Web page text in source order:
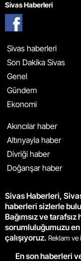
Sivas Haberleri
Sivas haberleri
Son Dakika Sivas
Genel
Gündem
Ekonomi
Akıncılar haber
Altınyayla haber
Divriği haber
Doğanşar haber
Sivas Haberleri,
haberleri sizlerle
Bağımsız ve
sorumluluğumuzu
çalışıyoruz. Reklam
En son haberleri